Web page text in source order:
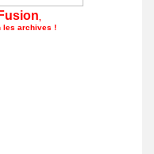
Fusion
les archives !